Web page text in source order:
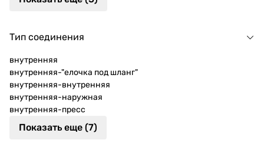
Тип соединения
внутренняя
внутренняя-"елочка под шланг"
внутренняя-внутренняя
внутренняя-наружная
внутренняя-пресс
Показать еще (7)